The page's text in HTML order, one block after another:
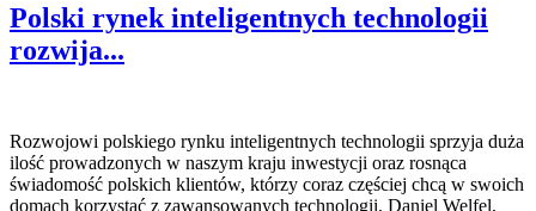
Polski rynek inteligentnych technologii
rozwija...
Rozwojowi polskiego rynku inteligentnych technologii sprzyja duża
ilość prowadzonych w naszym kraju inwestycji oraz rosnąca
świadomość polskich klientów, którzy coraz częściej chcą w swoich
domach korzystać z zawansowanych technologii. Daniel Welfel,